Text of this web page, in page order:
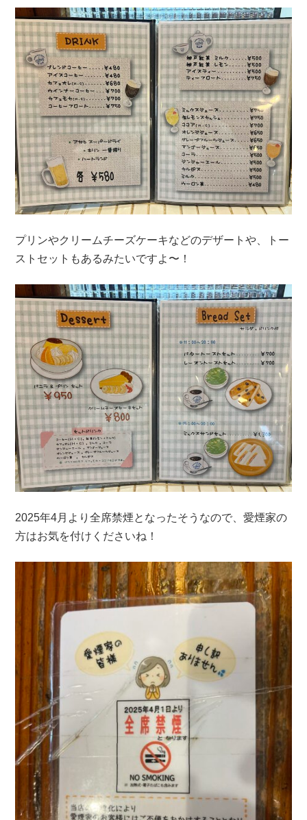
プリンやクリームチーズケーキなどのデザートや、トー
ストセットもあるみたいですよ〜！
2025年4月より全席禁煙となったそうなので、愛煙家の
方はお気を付けくださいね！